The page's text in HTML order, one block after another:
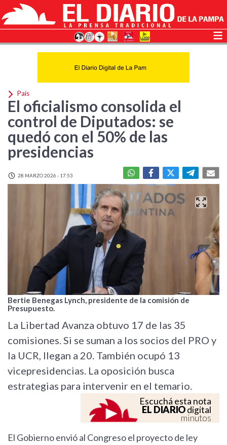
País
El oficialismo consolida el
control de Diputados: se
quedó con el 50% de las
presidencias
28 MARZO 2026 - 17:53
Bertie Benegas Lynch, presidente de la comisión de
Presupuesto.
La Libertad Avanza obtuvo 17 de las 35
comisiones. Si se suman a los socios del PRO y
la UCR, llegan a 20. También ocupó 13
vicepresidencias. La oposición busca
estrategias para intervenir en el temario.
Escuchá esta nota
EL DIARIOdigital
minutos
El Gobierno envió al Congreso el proyecto de ley